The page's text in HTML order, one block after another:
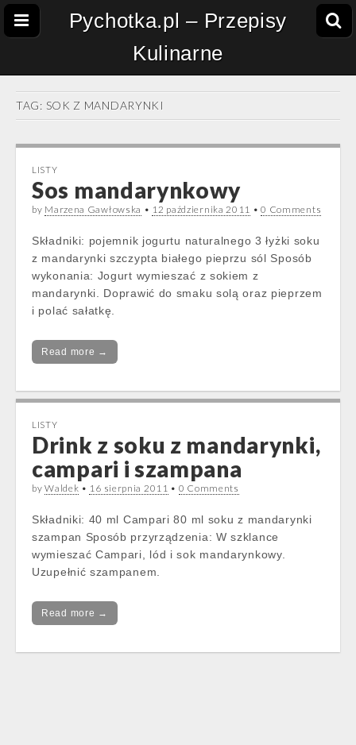
Pychotka.pl – Przepisy
Kulinarne
TAG: SOK Z MANDARYNKI
LISTY
Sos mandarynkowy
by Marzena Gawłowska • 12 października 2011 •0 Comments
Składniki: pojemnik jogurtu naturalnego 3 łyżki soku
z mandarynki szczypta białego pieprzu sól Sposób
wykonania: Jogurt wymieszać z sokiem z
mandarynki. Doprawić do smaku solą oraz pieprzem
i polać sałatkę.
Read more →
LISTY
Drink z soku z mandarynki,
campari i szampana
byWaldek • 16 sierpnia 2011 • 0 Comments
Składniki: 40 ml Campari 80 ml soku z mandarynki
szampan Sposób przyrządzenia: W szklance
wymieszać Campari, lód i sok mandarynkowy.
Uzupełnić szampanem.
Read more →